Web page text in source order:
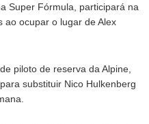
Super Fórmula, participará na
ao ocupar o lugar de Alex
piloto de reserva da Alpine,
substituir Nico Hulkenberg